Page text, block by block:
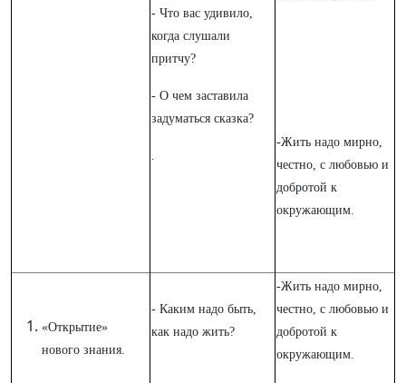
- Что вас удивило,
когда слушали
притчу?
- О чем заставила
задуматься сказка?
.
-Жить надо мирно,
честно, с любовью и
добротой к
окружающим.
«Открытие»
нового знания.
- Каким надо быть,
как надо жить?
-Жить надо мирно,
честно, с любовью и
добротой к
окружающим.